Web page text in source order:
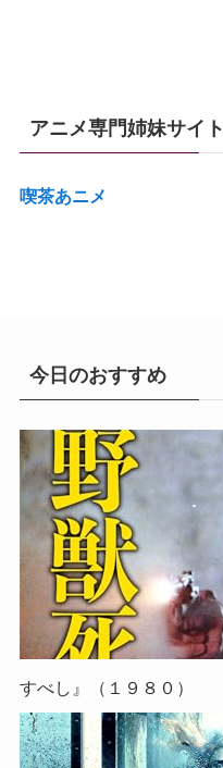
アニメ専門姉妹サイト
喫茶あニメ
今日のおすすめ
すべし』（１９８０）